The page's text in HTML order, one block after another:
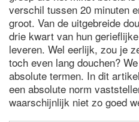
verschil tussen 20 minuten
groot. Van de uitgebreide
drie kwart van hun
leveren. Wel eerlijk, zou je
toch even lang douchen?
absolute termen. In dit
een absolute norm
waarschijnlijk niet zo goed